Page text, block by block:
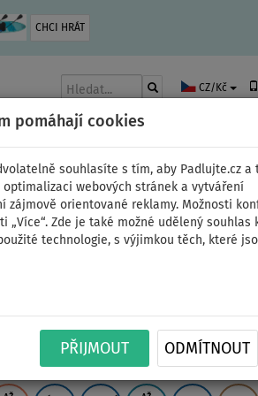
CHCI HRÁT
pomáhají cookies
souhlasíte s tím, aby Padlujte.cz a
webových stránek a vytváření
zájmově orientované reklamy. Možnosti
Zde je také možné udělený souhlas
technologie, s výjimkou těch, které
PŘIJMOUT ODMÍTNOUT
CZ/Kč
PÁDLA PLACHTY OBLEČENÍ
SKIFFO
nafukovací - varianta: